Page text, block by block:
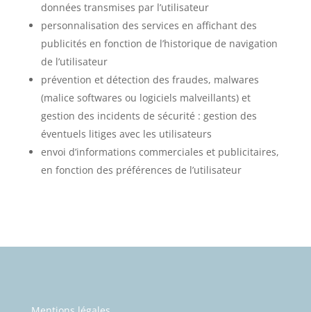
données transmises par l’utilisateur
personnalisation des services en affichant des
publicités en fonction de l’historique de navigation
de l’utilisateur
prévention et détection des fraudes, malwares
(malice softwares ou logiciels malveillants) et
gestion des incidents de sécurité : gestion des
éventuels litiges avec les utilisateurs
envoi d’informations commerciales et publicitaires,
en fonction des préférences de l’utilisateur